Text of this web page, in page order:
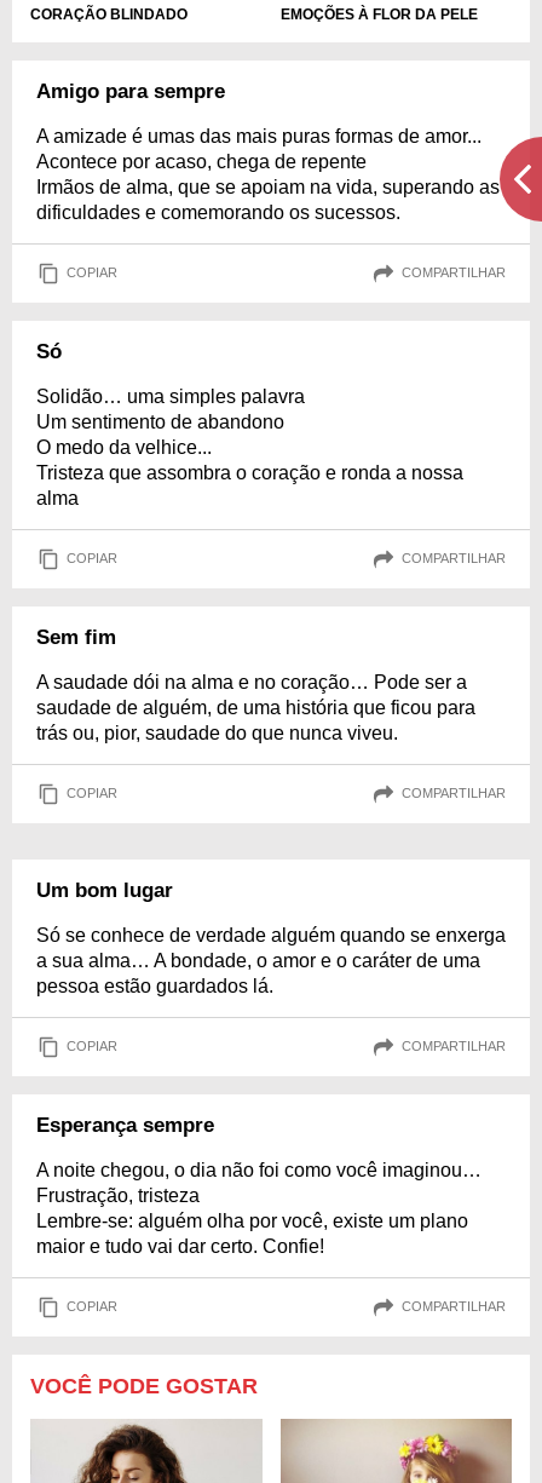
CORAÇÃO BLINDADO EMOÇÕES À FLOR DA PELE
Amigo para sempre
A amizade é umas das mais puras formas de amor...
Acontece por acaso, chega de repente
Irmãos de alma, que se apoiam na vida, superando as
dificuldades e comemorando os sucessos.
COPIAR COMPARTILHAR
Só
Solidão… uma simples palavra
Um sentimento de abandono
O medo da velhice...
Tristeza que assombra o coração e ronda a nossa
alma
COPIAR COMPARTILHAR
Sem fim
A saudade dói na alma e no coração… Pode ser a
saudade de alguém, de uma história que ficou para
trás ou, pior, saudade do que nunca viveu.
COPIAR COMPARTILHAR
Um bom lugar
Só se conhece de verdade alguém quando se enxerga
a sua alma… A bondade, o amor e o caráter de uma
pessoa estão guardados lá.
COPIAR COMPARTILHAR
Esperança sempre
A noite chegou, o dia não foi como você imaginou…
Frustração, tristeza
Lembre-se: alguém olha por você, existe um plano
maior e tudo vai dar certo. Confie!
COPIAR COMPARTILHAR
VOCÊ PODE GOSTAR